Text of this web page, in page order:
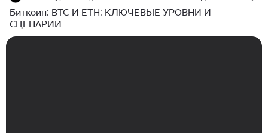
Биткоин: BTC И ETH: КЛЮЧЕВЫЕ УРОВНИ И
СЦЕНАРИИ